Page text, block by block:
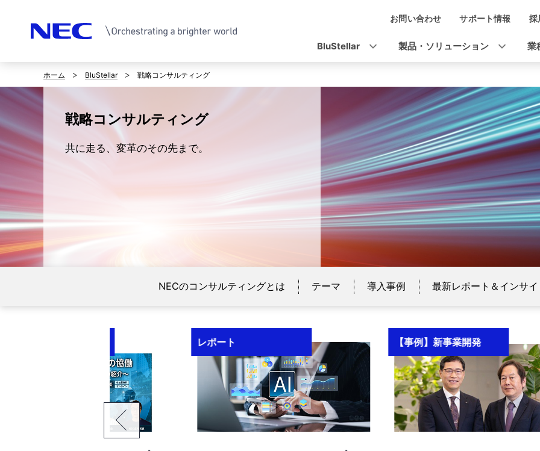
ゲ
ー
お問い合わせ サポート情報 採
BluStellar 製品・ソリューション 業
サ
在
ホーム BluStellar 戦略コンサルティング
戦略コンサルティング
共に走る、変革のその先まで。
NECのコンサルティングとは テーマ 導入事例 最新レポート＆インサイ
【事例】新事業開発 【